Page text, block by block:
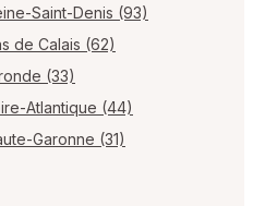
Saint-Denis (93)
de Calais (62)
(33)
Atlantique (44)
Garonne (31)